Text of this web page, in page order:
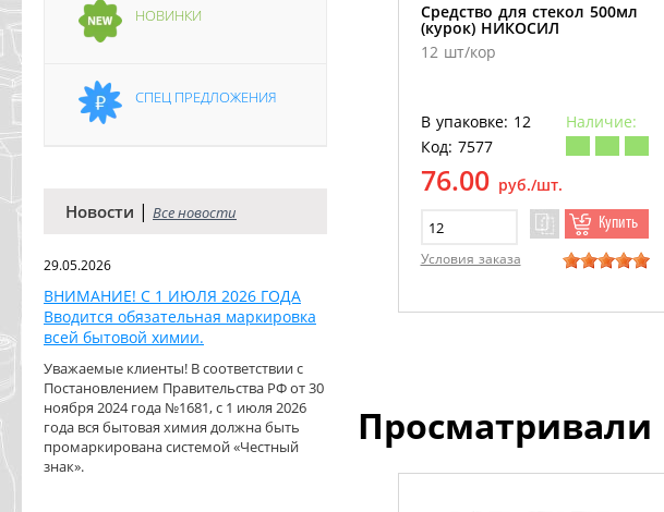
НОВИНКИ
СПЕЦ ПРЕДЛОЖЕНИЯ
Новости | Все новости
29.05.2026
ВНИМАНИЕ! С 1 ИЮЛЯ 2026 ГОДА
Вводится обязательная маркировка
всей бытовой химии.
Уважаемые клиенты! В соответствии с
Постановлением Правительства РФ от 30
ноября 2024 года №1681, с 1 июля 2026
года вся бытовая химия должна быть
промаркирована системой «Честный
знак».
Средство для стекол 500мл
(курок) НИКОСИЛ
12 шт/кор
В упаковке: 12
Наличие:
Код: 7577
76.00 руб./шт.
Купить
Условия заказа
Просматривали